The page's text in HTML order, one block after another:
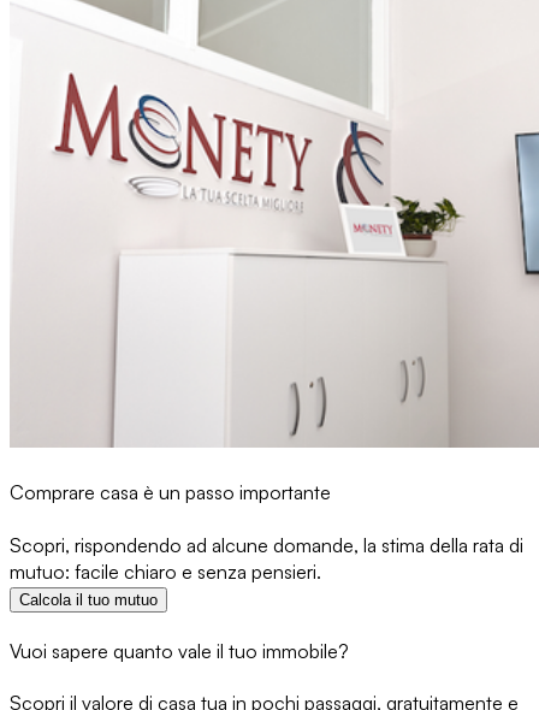
Comprare casa è un passo importante
Scopri, rispondendo ad alcune domande, la stima della rata di
mutuo: facile chiaro e senza pensieri.
Calcola il tuo mutuo
Vuoi sapere quanto vale il tuo immobile?
Scopri il valore di casa tua in pochi passaggi, gratuitamente e